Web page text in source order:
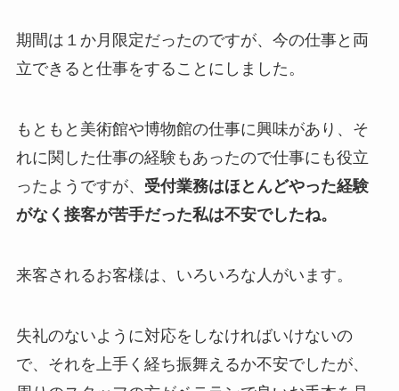
期間は１か月限定だったのですが、今の仕事と両
立できると仕事をすることにしました。
もともと美術館や博物館の仕事に興味があり、そ
れに関した仕事の経験もあったので仕事にも役立
ったようですが、 受付業務はほとんどやった経験
がなく接客が苦手だった私は不安でしたね。
来客されるお客様は、いろいろな人がいます。
失礼のないように対応をしなければいけないの
で、それを上手く経ち振舞えるか不安でしたが、